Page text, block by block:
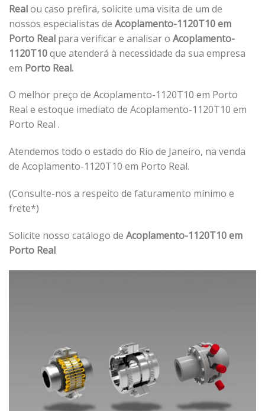
Realou caso prefira, solicite uma visita de um de
nossos especialistas de Acoplamento-1120T10 em
Porto Real para verificar e analisar o Acoplamento-
1120T10que atenderá à necessidade da sua empresa
em Porto Real.
O melhor preço de Acoplamento-1120T10 em Porto
Real e estoque imediato de Acoplamento-1120T10 em
Porto Real .
Atendemos todo o estado do Rio de Janeiro, na venda
de Acoplamento-1120T10 em Porto Real.
(Consulte-nos a respeito de faturamento mínimo e
frete*)
Solicite nosso catálogo de Acoplamento-1120T10 em
Porto Real